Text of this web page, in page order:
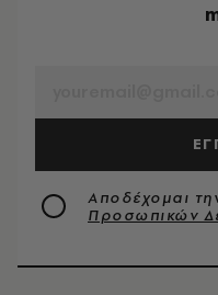
Αποδέχομαι
Προσωπικών